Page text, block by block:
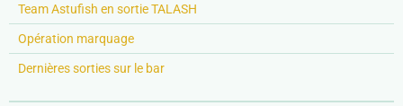
Team Astufish en sortie TALASH
Opération marquage
Dernières sorties sur le bar